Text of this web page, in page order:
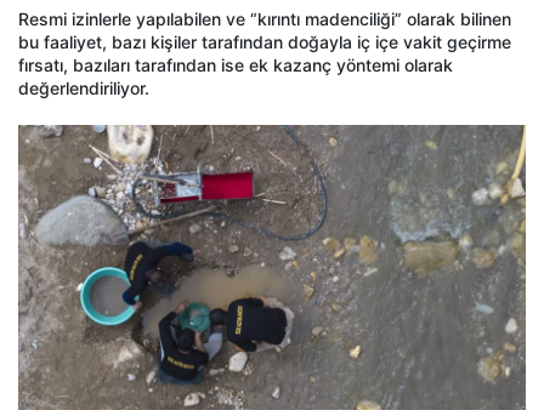
Resmi izinlerle yapılabilen ve “kırıntı madenciliği” olarak bilinen
bu faaliyet, bazı kişiler tarafından doğayla iç içe vakit geçirme
fırsatı, bazıları tarafından ise ek kazanç yöntemi olarak
değerlendiriliyor.